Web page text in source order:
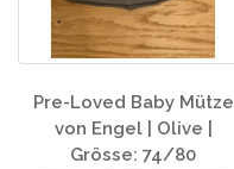
Pre-Loved Baby Mütze
von Engel | Olive |
Grösse: 74/80